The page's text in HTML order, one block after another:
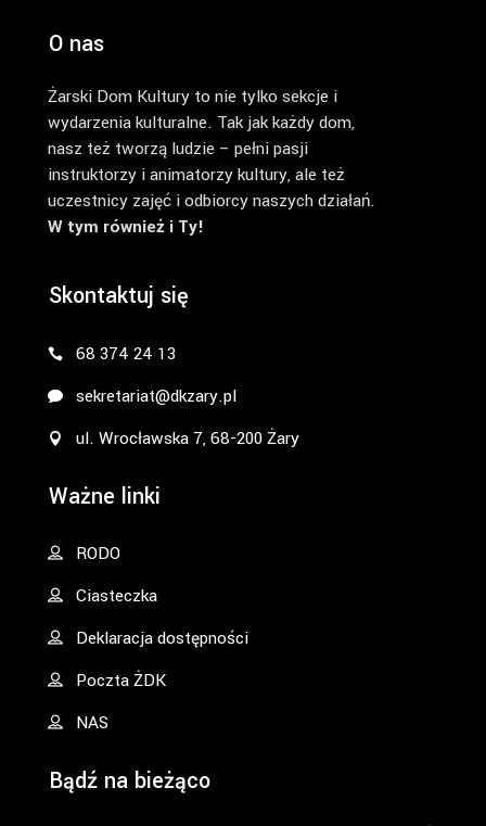
O nas
Żarski Dom Kultury to nie tylko sekcje i
wydarzenia kulturalne. Tak jak każdy dom,
nasz też tworzą ludzie – pełni pasji
instruktorzy i animatorzy kultury, ale też
uczestnicy zajęć i odbiorcy naszych działań.
W tym również i Ty!
Skontaktuj się
68 374 24 13
sekretariat@dkzary.pl
ul. Wrocławska 7, 68-200 Żary
Ważne linki
RODO
Ciasteczka
Deklaracja dostępności
Poczta ŻDK
NAS
Bądź na bieżąco